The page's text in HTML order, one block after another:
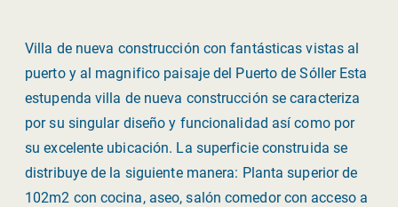
Villa de nueva construcción con fantásticas vistas al
puerto y al magnifico paisaje del Puerto de Sóller Esta
estupenda villa de nueva construcción se caracteriza
por su singular diseño y funcionalidad así como por
su excelente ubicación. La superficie construida se
distribuye de la siguiente manera: Planta superior de
102m2 con cocina, aseo, salón comedor con acceso a